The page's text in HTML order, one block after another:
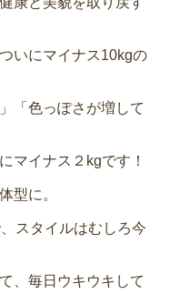
いにマイナス10kgの
「色っぽさが増して
マイナス２kgです！
型に。
スタイルはむしろ今
、毎日ウキウキして